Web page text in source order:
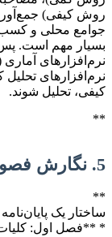
روش کیفی)
جوامع محلی و کسب
بسیار مهم است. پس
کیفی، تحلیل شوند.
**
5. نگارش فصول و ارائه نتایج
**
ساختار یک
* **فصل اول: کلیات